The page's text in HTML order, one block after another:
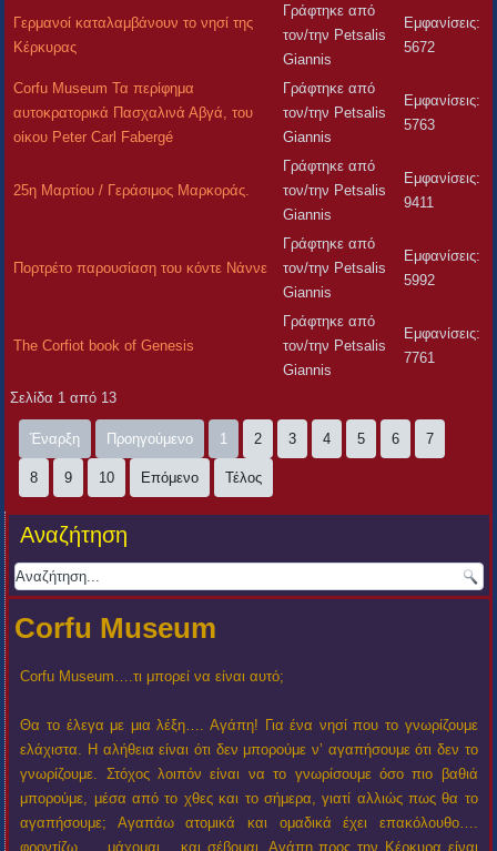
Γερμανοί καταλαμβάνουν το νησί της
Κέρκυρας
Γράφτηκε από
τον/την Petsalis
Giannis
Εμφανίσεις:
5672
Corfu Museum Τα περίφημα
αυτοκρατορικά Πασχαλινά Αβγά, του
οίκου Peter Carl Fabergé
Γράφτηκε από
τον/την Petsalis
Giannis
Εμφανίσεις:
5763
25η Μαρτίου / Γεράσιμος Μαρκοράς.
Γράφτηκε από
τον/την Petsalis
Giannis
Εμφανίσεις:
9411
Πορτρέτο παρουσίαση του κόντε Νάννε
Γράφτηκε από
τον/την Petsalis
Giannis
Εμφανίσεις:
5992
Τhe Corfiot book of Genesis
Γράφτηκε από
τον/την Petsalis
Giannis
Εμφανίσεις:
7761
Σελίδα 1 από 13
Έναρξη Προηγούμενο 1 2 3 4 5 6 7
8 9 10 Επόμενο Τέλος
Αναζήτηση
Corfu Museum
Corfu Museum….τι μπορεί να είναι αυτό;
Θα το έλεγα με μια λέξη…. Αγάπη! Για ένα νησί που το γνωρίζουμε
ελάχιστα. Η αλήθεια είναι ότι δεν μπορούμε ν’ αγαπήσουμε ότι δεν το
γνωρίζουμε. Στόχος λοιπόν είναι να το γνωρίσουμε όσο πιο βαθιά
μπορούμε, μέσα από το χθες και το σήμερα, γιατί αλλιώς πως θα το
αγαπήσουμε; Αγαπάω ατομικά και ομαδικά έχει επακόλουθο….
φροντίζω….. μάχομαι… και σέβομαι. Αγάπη προς την Κέρκυρα είναι